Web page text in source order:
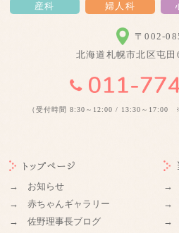
産科 婦人科
〒002-
北海道札幌市北区屯田
（受付時間 8:30～12:00 / 13:30～17:00
トップページ
→ お知らせ
→ 赤ちゃんギャラリー
→ 佐野理事長ブログ
→
→
→